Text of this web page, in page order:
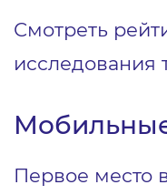
Смотреть
исследования
Первое место